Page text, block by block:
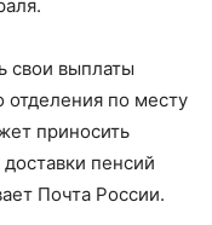
свои выплаты
отделения по месту
приносить
пенсий
Почта России.